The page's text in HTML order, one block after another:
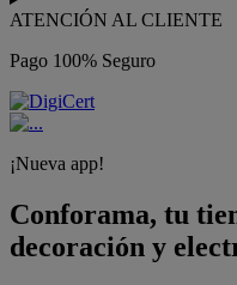
ATENCIÓN AL CLIENTE
Pago 100% Seguro
¡Nueva app!
Conforama, tu
decoración y